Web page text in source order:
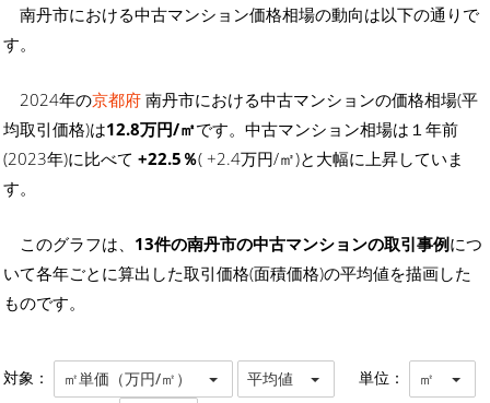
南丹市における中古マンション価格相場の動向は以下の通りで
す。
2024年の京都府 南丹市における中古マンションの価格相場(平
均取引価格)は12.8万円/㎡です。中古マンション相場は１年前
(2023年)に比べて +22.5％( +2.4万円/㎡)と大幅に上昇していま
す。
このグラフは、 13件の南丹市の中古マンションの取引事例につ
いて各年ごとに算出した取引価格(面積価格)の平均値を描画した
ものです。
対象： ㎡単価（万円/㎡） 平均値 単位： ㎡